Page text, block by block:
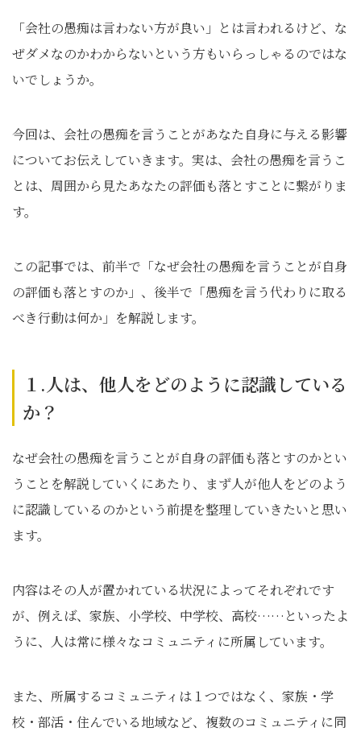
「会社の愚痴は言わない方が良い」とは言われるけど、な
ぜダメなのかわからないという方もいらっしゃるのではな
いでしょうか。
今回は、会社の愚痴を言うことがあなた自身に与える影響
についてお伝えしていきます。実は、会社の愚痴を言うこ
とは、周囲から見たあなたの評価も落とすことに繋がりま
す。
この記事では、前半で「なぜ会社の愚痴を言うことが自身
の評価も落とすのか」、後半で「愚痴を言う代わりに取る
べき行動は何か」を解説します。
１.人は、他人をどのように認識している
か？
なぜ会社の愚痴を言うことが自身の評価も落とすのかとい
うことを解説していくにあたり、まず人が他人をどのよう
に認識しているのかという前提を整理していきたいと思い
ます。
内容はその人が置かれている状況によってそれぞれです
が、例えば、家族、小学校、中学校、高校……といったよ
うに、人は常に様々なコミュニティに所属しています。
また、所属するコミュニティは１つではなく、家族・学
校・部活・住んでいる地域など、複数のコミュニティに同